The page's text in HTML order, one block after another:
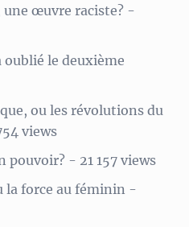
œuvre raciste? -
oublié le deuxième
ou les révolutions du
views
pouvoir? - 21 157 views
la force au féminin -